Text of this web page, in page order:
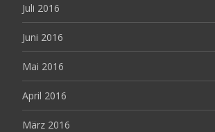
Juli 2016
Juni 2016
Mai 2016
April 2016
März 2016